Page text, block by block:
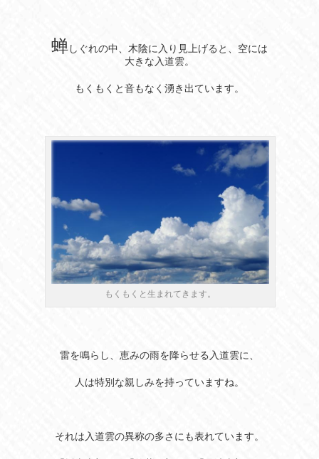
蝉しぐれの中、木陰に入り見上げると、空には
大きな入道雲。
もくもくと音もなく湧き出ています。
もくもくと生まれてきます。
雷を鳴らし、恵みの雨を降らせる入道雲に、
人は特別な親しみを持っていますね。
それは入道雲の異称の多さにも表れています。